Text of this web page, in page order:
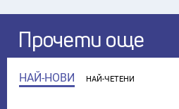
Прочети още
НАЙ-НОВИ НАЙ-ЧЕТЕНИ